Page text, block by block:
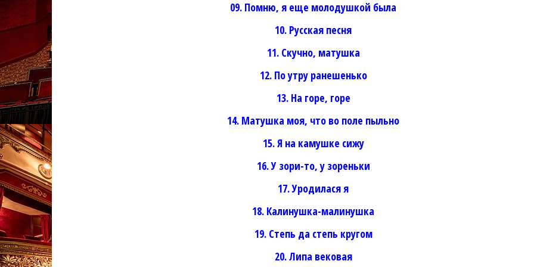
09. Помню, я еще молодушкой была
10. Русская песня
11. Скучно, матушка
12. По утру ранешенько
13. На горе, горе
14. Матушка моя, что во поле пыльно
15. Я на камушке сижу
16. У зори-то, у зореньки
17. Уродилася я
18. Калинушка-малинушка
19. Степь да степь кругом
20. Липа вековая